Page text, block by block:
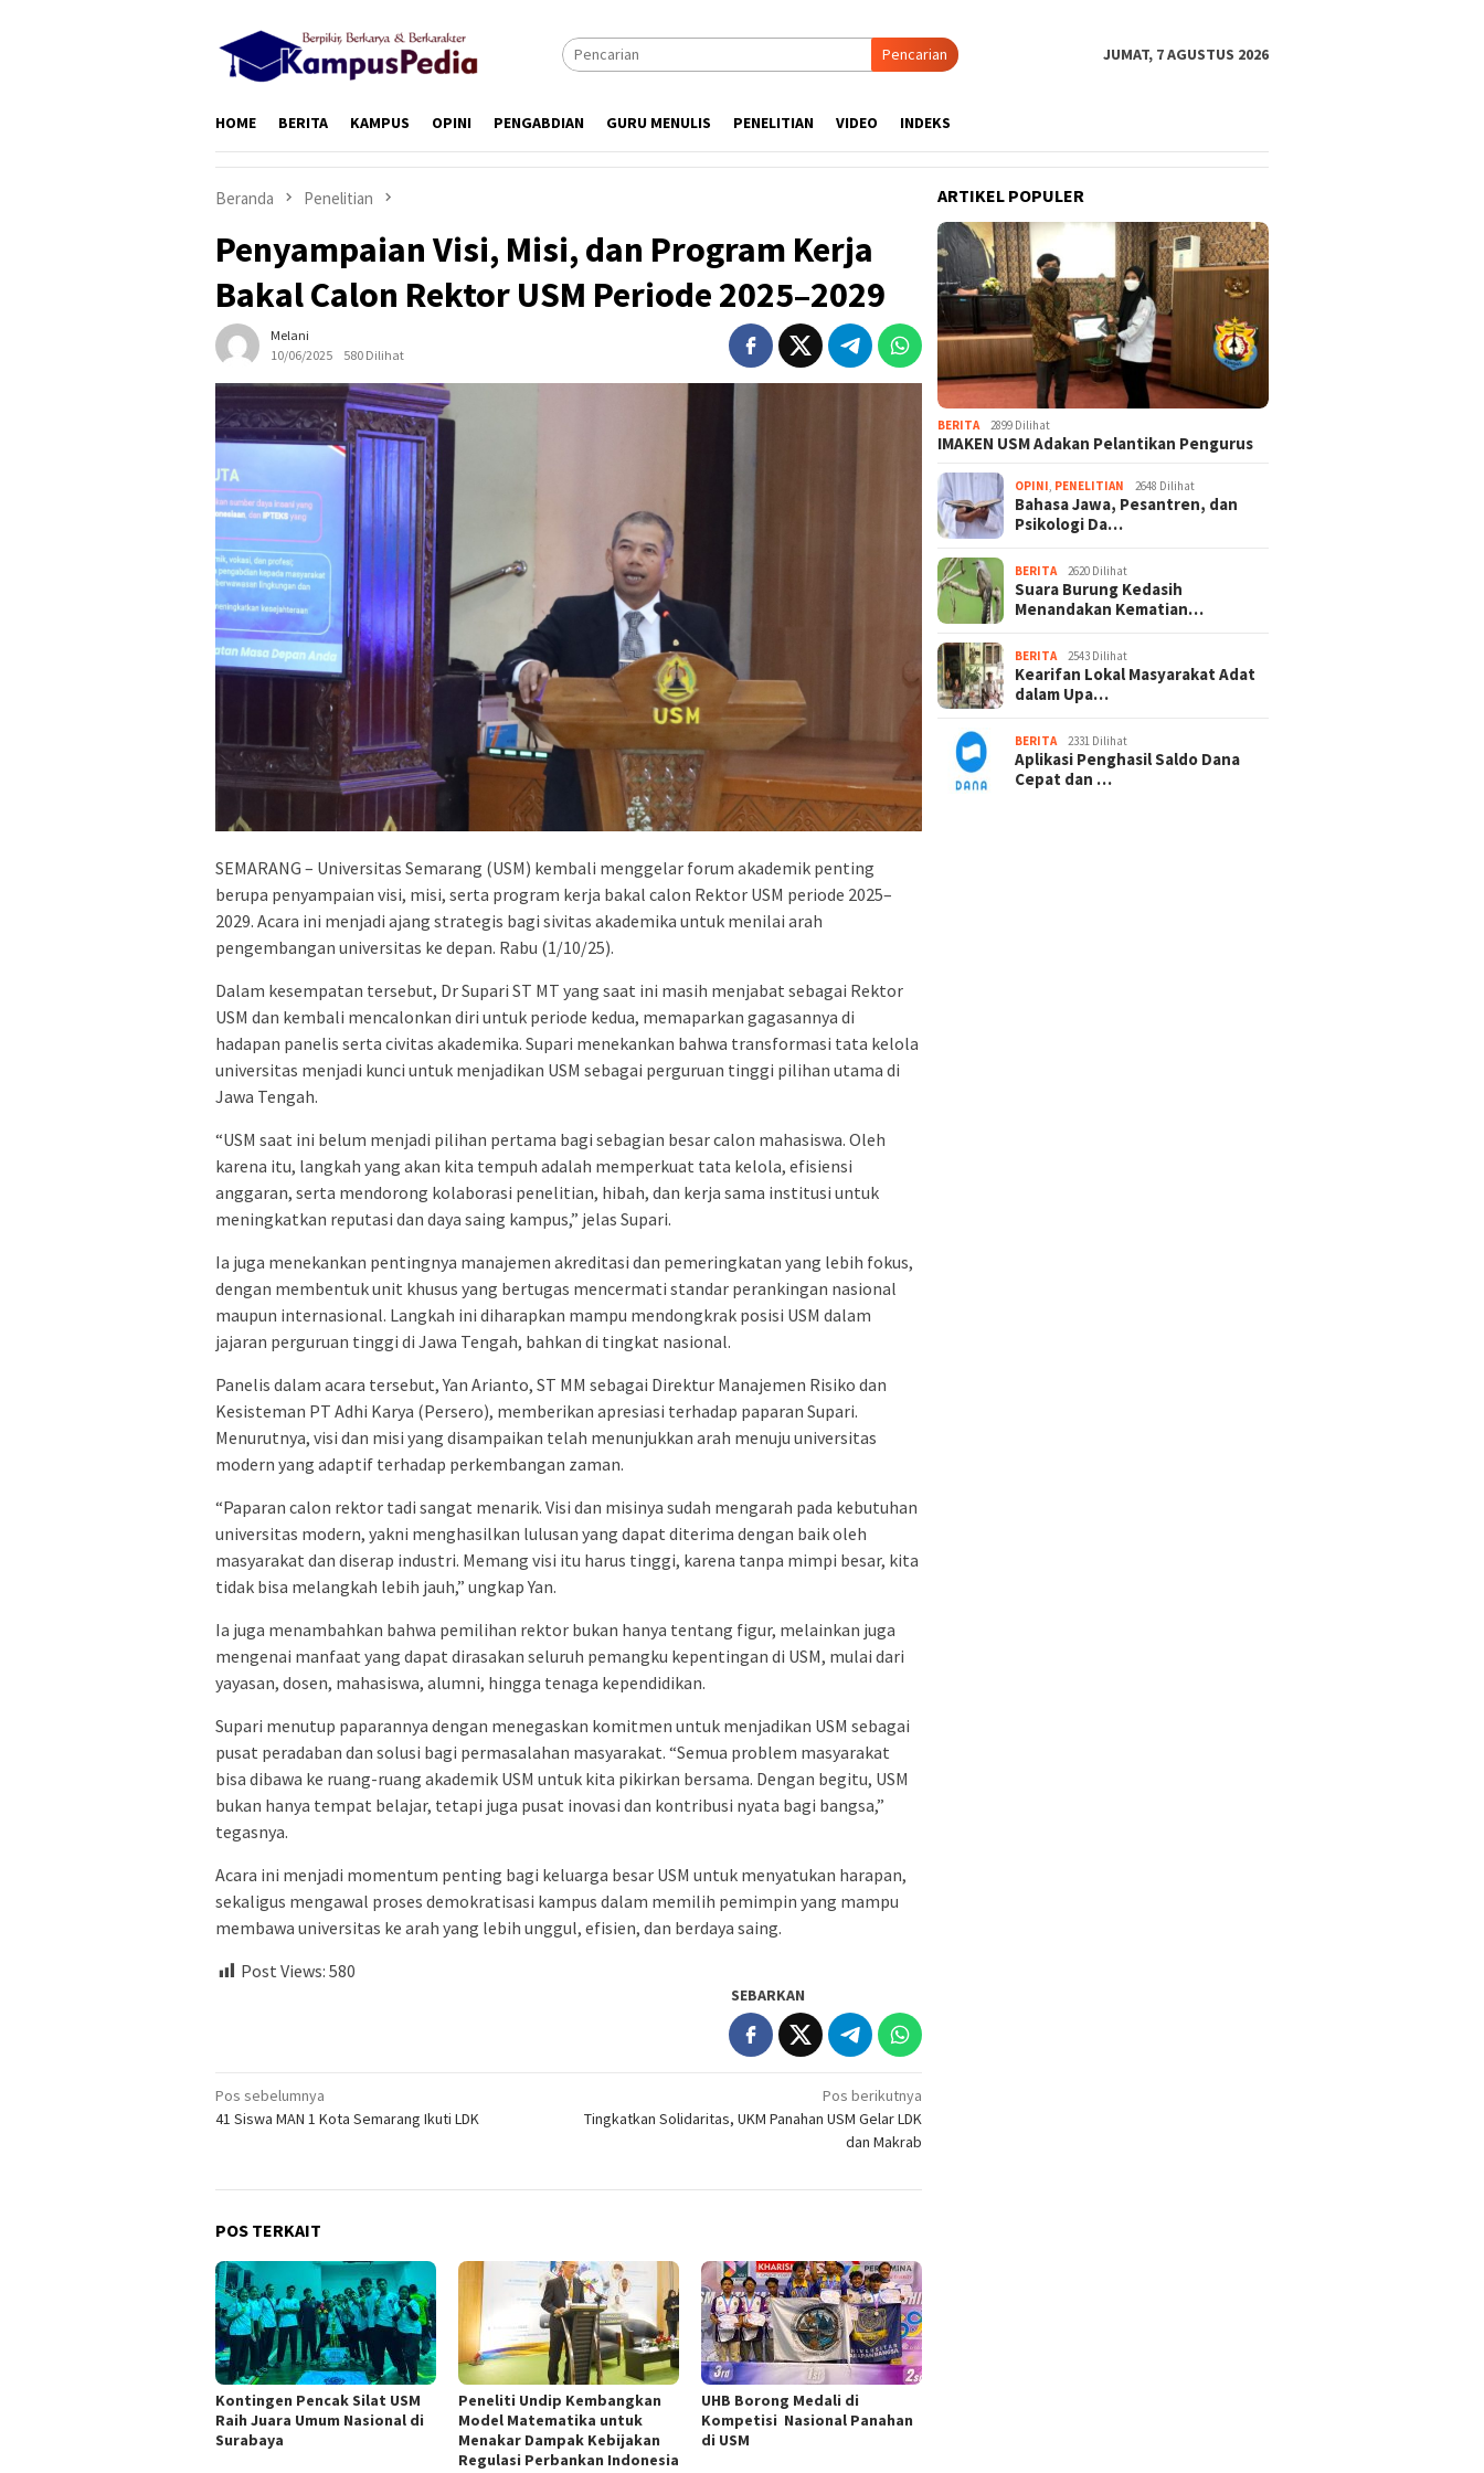
Pencarian JUMAT, 7 AGUSTUS 2026
HOME BERITA KAMPUS OPINI PENGABDIAN GURU MENULIS PENELITIAN VIDEO INDEKS
Beranda Penelitian
Penyampaian Visi, Misi, dan Program Kerja
Bakal Calon Rektor USM Periode 2025–2029
Melani
10/06/2025
580 Dilihat
SEMARANG – Universitas Semarang (USM) kembali menggelar forum akademik penting
berupa penyampaian visi, misi, serta program kerja bakal calon Rektor USM periode 2025–
2029. Acara ini menjadi ajang strategis bagi sivitas akademika untuk menilai arah
pengembangan universitas ke depan. Rabu (1/10/25).
Dalam kesempatan tersebut, Dr Supari ST MT yang saat ini masih menjabat sebagai Rektor
USM dan kembali mencalonkan diri untuk periode kedua, memaparkan gagasannya di
hadapan panelis serta civitas akademika. Supari menekankan bahwa transformasi tata kelola
universitas menjadi kunci untuk menjadikan USM sebagai perguruan tinggi pilihan utama di
Jawa Tengah.
“USM saat ini belum menjadi pilihan pertama bagi sebagian besar calon mahasiswa. Oleh
karena itu, langkah yang akan kita tempuh adalah memperkuat tata kelola, efisiensi
anggaran, serta mendorong kolaborasi penelitian, hibah, dan kerja sama institusi untuk
meningkatkan reputasi dan daya saing kampus,” jelas Supari.
Ia juga menekankan pentingnya manajemen akreditasi dan pemeringkatan yang lebih fokus,
dengan membentuk unit khusus yang bertugas mencermati standar perankingan nasional
maupun internasional. Langkah ini diharapkan mampu mendongkrak posisi USM dalam
jajaran perguruan tinggi di Jawa Tengah, bahkan di tingkat nasional.
Panelis dalam acara tersebut, Yan Arianto, ST MM sebagai Direktur Manajemen Risiko dan
Kesisteman PT Adhi Karya (Persero), memberikan apresiasi terhadap paparan Supari.
Menurutnya, visi dan misi yang disampaikan telah menunjukkan arah menuju universitas
modern yang adaptif terhadap perkembangan zaman.
“Paparan calon rektor tadi sangat menarik. Visi dan misinya sudah mengarah pada kebutuhan
universitas modern, yakni menghasilkan lulusan yang dapat diterima dengan baik oleh
masyarakat dan diserap industri. Memang visi itu harus tinggi, karena tanpa mimpi besar, kita
tidak bisa melangkah lebih jauh,” ungkap Yan.
Ia juga menambahkan bahwa pemilihan rektor bukan hanya tentang figur, melainkan juga
mengenai manfaat yang dapat dirasakan seluruh pemangku kepentingan di USM, mulai dari
yayasan, dosen, mahasiswa, alumni, hingga tenaga kependidikan.
Supari menutup paparannya dengan menegaskan komitmen untuk menjadikan USM sebagai
pusat peradaban dan solusi bagi permasalahan masyarakat. “Semua problem masyarakat
bisa dibawa ke ruang-ruang akademik USM untuk kita pikirkan bersama. Dengan begitu, USM
bukan hanya tempat belajar, tetapi juga pusat inovasi dan kontribusi nyata bagi bangsa,”
tegasnya.
Acara ini menjadi momentum penting bagi keluarga besar USM untuk menyatukan harapan,
sekaligus mengawal proses demokratisasi kampus dalam memilih pemimpin yang mampu
membawa universitas ke arah yang lebih unggul, efisien, dan berdaya saing.
Post Views: 580
SEBARKAN
Navigasi
pos
Pos sebelumnya
41 Siswa MAN 1 Kota Semarang Ikuti LDK
Pos berikutnya
Tingkatkan Solidaritas, UKM Panahan USM Gelar LDK
dan Makrab
POS TERKAIT
Kontingen Pencak Silat USM
Raih Juara Umum Nasional di
Surabaya
Peneliti Undip Kembangkan
Model Matematika untuk
Menakar Dampak Kebijakan
Regulasi Perbankan Indonesia
UHB Borong Medali di
Kompetisi Nasional Panahan
di USM
ARTIKEL POPULER
BERITA 2899 Dilihat
IMAKEN USM Adakan Pelantikan Pengurus
OPINI PENELITIAN 2648 Dilihat
Bahasa Jawa, Pesantren, dan
Psikologi Da…
BERITA 2620 Dilihat
Suara Burung Kedasih
Menandakan Kematian…
BERITA 2543 Dilihat
Kearifan Lokal Masyarakat Adat
dalam Upa…
BERITA 2331 Dilihat
Aplikasi Penghasil Saldo Dana
Cepat dan …